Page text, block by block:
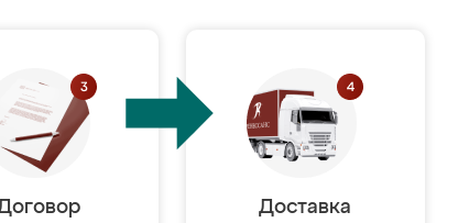
Доставка